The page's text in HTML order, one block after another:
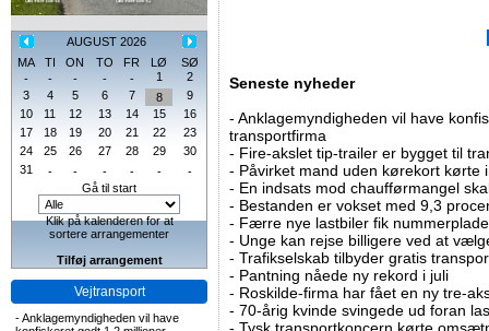
AUGUST 2026
MA
TI ON TO FR LØ
SØ
-
- - - - 1
2
3
4 5 6 7 8
9
10
11 12 13 14 15
16
17
18 19 20 21 22
23
24
25 26 27 28 29
30
31
- - - - -
-
Gå til start
Klik på kalenderen for at
sortere arrangementer
Tilføj arrangement
Vejtransport
-Anklagemyndigheden vil have
Seneste nyheder
- Anklagemyndigheden vil have
transportfirma
- Fire-akslet tip-trailer er bygget til
- Påvirket mand uden kørekort kørte
- En indsats mod chaufførmangel
- Bestanden er vokset med 9,3
- Færre nye lastbiler fik
- Unge kan rejse billigere ved at
- Trafikselskab tilbyder gratis
- Pantning nåede ny rekord i juli
- Roskilde-firma har fået en ny tre-
- 70-årig kvinde svingede ud foran